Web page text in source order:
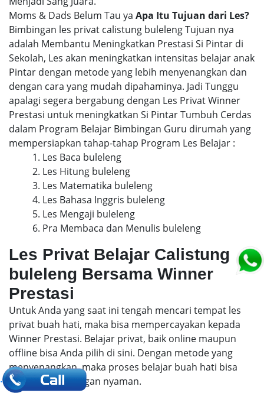
Moms & Dads Belum Tau ya Apa Itu Tujuan dari Les?
Bimbingan les privat calistung buleleng Tujuan nya
adalah Membantu Meningkatkan Prestasi Si Pintar di
Sekolah, Les akan meningkatkan intensitas belajar anak
Pintar dengan metode yang lebih menyenangkan dan
dengan cara yang mudah dipahaminya. Jadi Tunggu
apalagi segera bergabung dengan Les Privat Winner
Prestasi untuk meningkatkan Si Pintar Tumbuh Cerdas
dalam Program Belajar Bimbingan Guru dirumah yang
mempersiapkan tahap-tahap Program Les Belajar :
1. Les Baca buleleng
2. Les Hitung buleleng
3. Les Matematika buleleng
4. Les Bahasa Inggris buleleng
5. Les Mengaji buleleng
6. Pra Membaca dan Menulis buleleng
Les Privat Belajar Calistung
buleleng Bersama Winner
Prestasi
Untuk Anda yang saat ini tengah mencari tempat les
privat buah hati, maka bisa mempercayakan kepada
Winner Prestasi. Belajar privat, baik online maupun
offline bisa Anda pilih di sini. Dengan metode yang
menyenangkan, maka proses belajar buah hati bisa
berlangsung dengan nyaman.
.